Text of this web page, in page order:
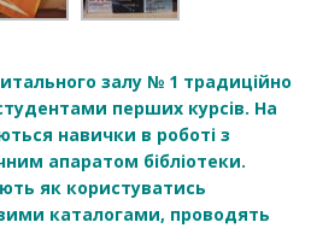
залу № 1 традиційно
перших курсів. На
навички в роботі з
апаратом бібліотеки.
як користуватись
каталогами, проводять